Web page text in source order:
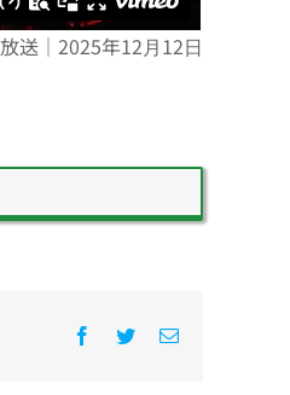
放送｜2025年12月12日
Facebook
Twitter電